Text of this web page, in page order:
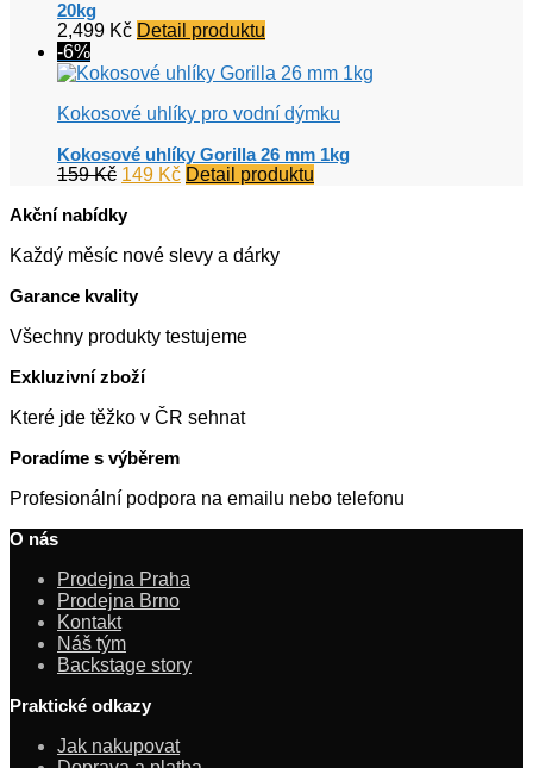
20kg
2,499 Kč Detail produktu
-6%
Kokosové uhlíky pro vodní dýmku
Kokosové uhlíky Gorilla 26 mm 1kg
159Kč Původní
byla:
149 KčAktuální
Detail produktu
Akční nabídky
Každý měsíc nové slevy a dárky
Garance kvality
Všechny produkty testujeme
Exkluzivní zboží
Které jde těžko v ČR sehnat
Poradíme s výběrem
Profesionální podpora na emailu nebo telefonu
O nás
Prodejna Praha
Prodejna Brno
Kontakt
Náš tým
Backstage story
Praktické odkazy
Jak nakupovat